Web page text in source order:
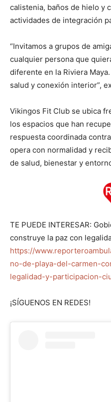
calistenia, baños de hielo y
actividades de integración
“Invitamos a grupos de
cualquier persona que
diferente en la Riviera
salud y conexión interior”,
Vikingos Fit Club se ubica
los espacios que han
respuesta coordinada
opera con normalidad y
de salud, bienestar y
TE PUEDE INTERESAR:
construye la paz con
https://
no-de-playa-del-carmen-
legalidad-y-participacion-
¡SÍGUENOS EN REDES!